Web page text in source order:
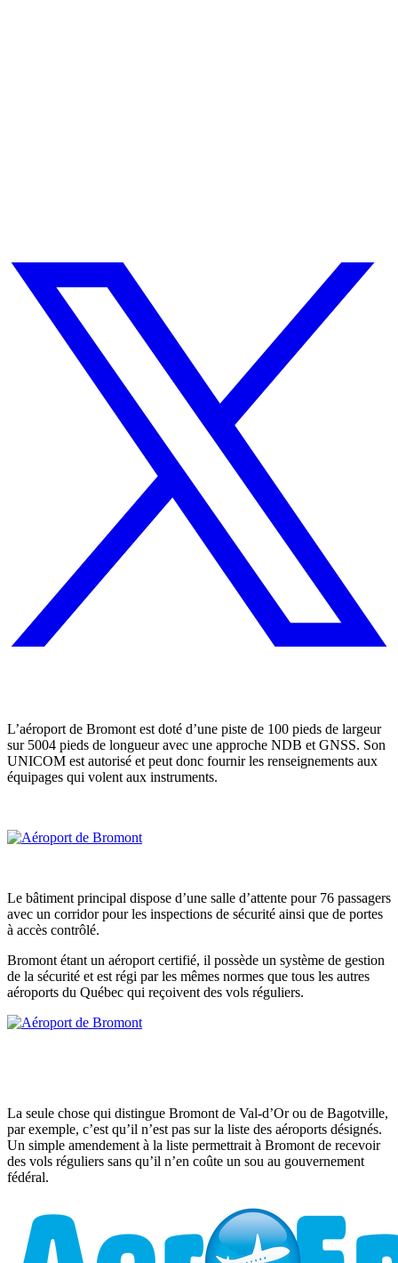
L’aéroport de Bromont est doté d’une piste de 100 pieds de largeur
sur 5004 pieds de longueur avec une approche NDB et GNSS. Son
UNICOM est autorisé et peut donc fournir les renseignements aux
équipages qui volent aux instruments.
Le bâtiment principal dispose d’une salle d’attente pour 76 passagers
avec un corridor pour les inspections de sécurité ainsi que de portes
à accès contrôlé.
Bromont étant un aéroport certifié, il possède un système de gestion
de la sécurité et est régi par les mêmes normes que tous les autres
aéroports du Québec qui reçoivent des vols réguliers.
La seule chose qui distingue Bromont de Val-d’Or ou de Bagotville,
par exemple, c’est qu’il n’est pas sur la liste des aéroports désignés.
Un simple amendement à la liste permettrait à Bromont de recevoir
des vols réguliers sans qu’il n’en coûte un sou au gouvernement
fédéral.